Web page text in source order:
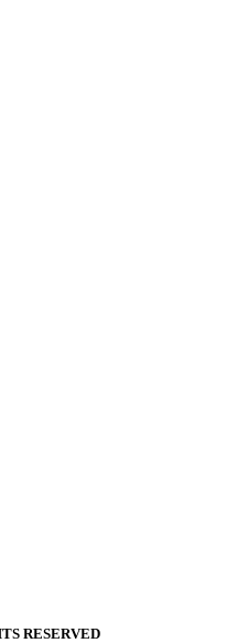
RESERVED